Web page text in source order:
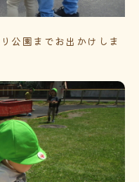
公園までお出かけしま